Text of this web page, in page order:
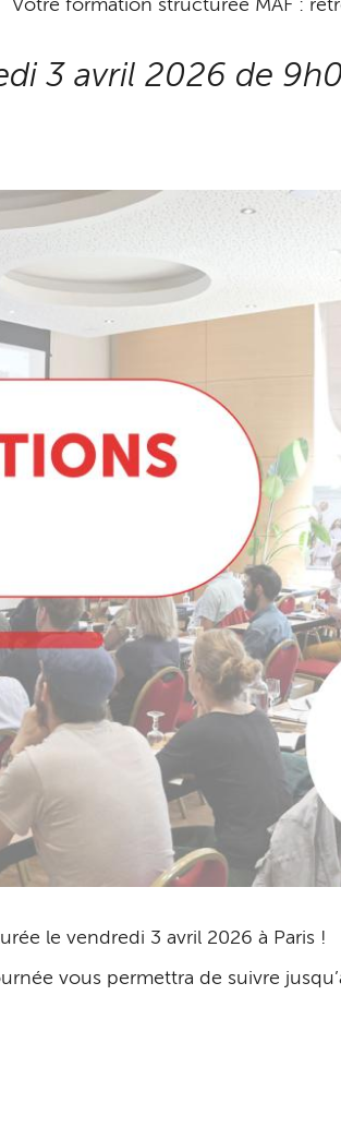
Votre formation structurée MAF :
3 avril 2026 de
le vendredi 3 avril 2026 à Paris !
vous permettra de suivre